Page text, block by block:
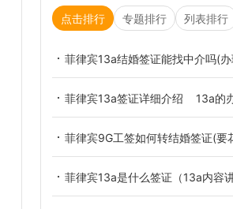
点击排行 专题排行 列表排行
菲律宾13a结婚签证能找中介吗(
菲律宾13a签证详细介绍 13a的
菲律宾9G工签如何转结婚签证(要
菲律宾13a是什么签证（13a内容讲